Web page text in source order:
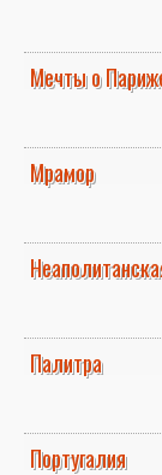
Мечты о
Мрамор
Палитра
Португалия